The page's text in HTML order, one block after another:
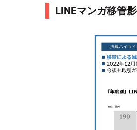
LINEマンガ移管